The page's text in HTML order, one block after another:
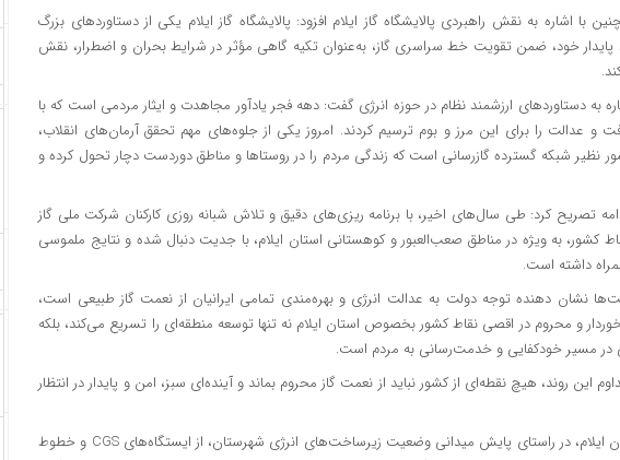
اشاره به نقش راهبردی پالایشگاه گاز ایلام افزود: پالایشگاه گاز ایلام یکی از دستاوردهای بزرگ
پایدار خود، ضمن تقویت خط سراسری گاز، به‌عنوان تکیه‌ گاهی مؤثر در شرایط بحران و اضطرار، نقش
به دستاوردهای ارزشمند نظام در حوزه انرژی گفت: دهه فجر یادآور مجاهدت‌ و ایثار مردمی است که با
و عدالت را برای این مرز و بوم ترسیم کردند. امروز یکی از جلوه‌های مهم تحقق آرمان‌های انقلاب،
نظیر شبکه گسترده گازرسانی است که زندگی مردم را در روستاها و مناطق دوردست دچار تحول کرده و
تصریح کرد: طی سال‌های اخیر، با برنامه‌ ریزی‌های دقیق و تلاش شبانه‌ روزی کارکنان شرکت ملی گاز
کشور، به‌ ویژه در مناطق صعب‌العبور و کوهستانی استان ایلام، با جدیت دنبال شده و نتایج ملموسی
داشته است.
نشان‌ دهنده توجه دولت به عدالت انرژی و بهره‌مندی تمامی ایرانیان از نعمت گاز طبیعی است،
و محروم در اقصی نقاط کشور بخصوص استان ایلام نه ‌تنها توسعه منطقه‌ای را تسریع می‌کند، بلکه
در مسیر خودکفایی و خدمت‌رسانی به مردم است.
این روند، هیچ نقطه‌ای از کشور نباید از نعمت گاز محروم بماند و آینده‌ای سبز، امن و پایدار در انتظار
گفتنی است سرپرست شرکت گاز استان ایلام، در راستای پایش میدانی وضعیت زیرساخت‌های انرژی شهرستان، از ایستگاه‌های CGS و خطوط